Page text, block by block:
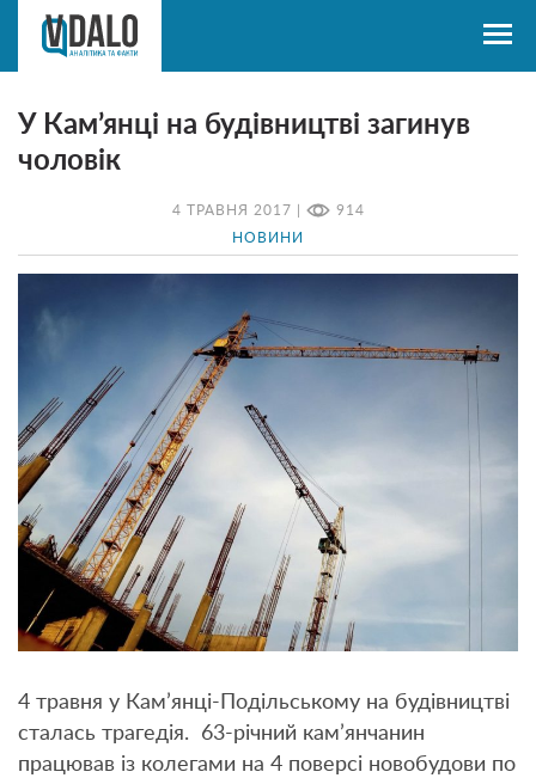
4 ТРАВНЯ 2017 | 914
НОВИНИ
У Кам’янці на будівництві загинув
чоловік
4 травня у Кам’янці-Подільському на будівництві
сталась трагедія. 63-річний кам’янчанин
працював із колегами на 4 поверсі новобудови по